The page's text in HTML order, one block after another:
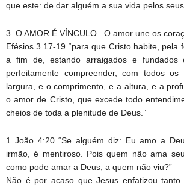
que este: de dar alguém a sua vida pelos
3. O AMOR É VÍNCULO . O amor une os
Efésios 3.17-19 “para que Cristo habite, pela
a fim de, estando arraigados e fundados
perfeitamente compreender, com todos
largura, e o comprimento, e a altura, e a
o amor de Cristo, que excede todo
cheios de toda a plenitude de Deus.”
1 João 4:20 “Se alguém diz: Eu amo a
irmão, é mentiroso. Pois quem não ama
como pode amar a Deus, a quem não viu?”
Não é por acaso que Jesus enfatizou tanto